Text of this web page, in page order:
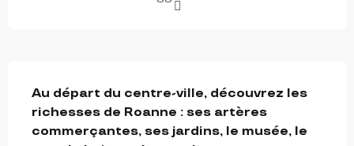
Au départ du centre-ville, découvrez les
richesses de Roanne : ses artères
commerçantes, ses jardins, le musée, le